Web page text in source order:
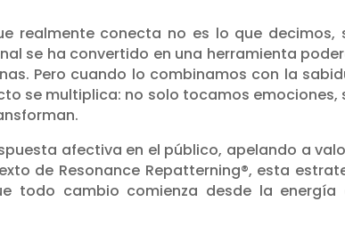
realmente conecta no es lo que decimos,
se ha convertido en una herramienta
Pero cuando lo combinamos con la
se multiplica: no solo tocamos emociones,
afectiva en el público, apelando a
de Resonance Repatterning®, esta
todo cambio comienza desde la energía